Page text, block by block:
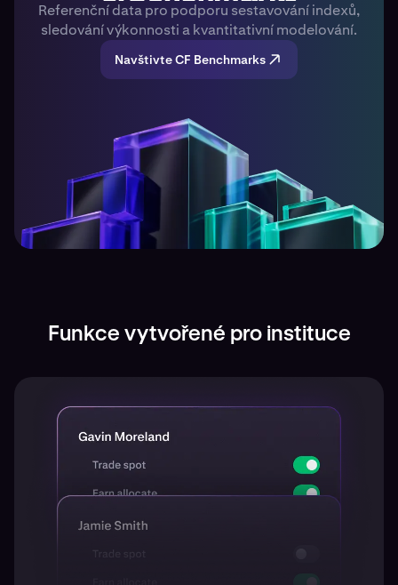
Referenční data pro podporu sestavování indexů,
sledování výkonnosti a kvantitativní modelování.
Navštivte CF Benchmarks
Funkce vytvořené pro instituce